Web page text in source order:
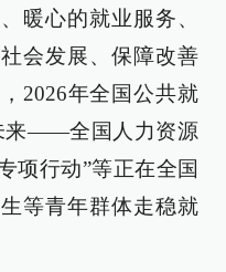
暖心的就业服务、
会发展、保障改善
2026年全国公共就
来——全国人力资源
项行动”等正在全国
等青年群体走稳就